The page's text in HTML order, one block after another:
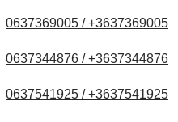
0637369005 / +3637369005
0637344876 / +3637344876
0637541925 / +3637541925